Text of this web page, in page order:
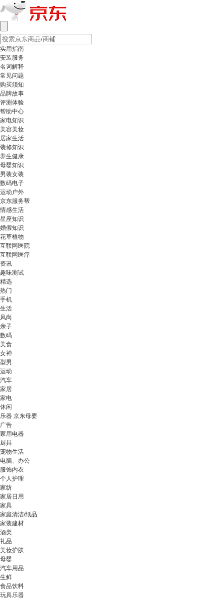
实用指南
安装服务
名词解释
常见问题
购买须知
品牌故事
评测体验
帮助中心
家电知识
美容美妆
居家生活
装修知识
养生健康
母婴知识
男装女装
数码电子
运动户外
京东服务帮
情感生活
星座知识
婚假知识
花草植物
互联网医院
互联网医疗
资讯
趣味测试
精选
热门
手机
生活
风尚
亲子
数码
美食
女神
型男
运动
汽车
家居
家电
休闲
乐器 京东母婴
广告
家用电器
厨具
宠物生活
电脑、办公
服饰内衣
个人护理
家纺
家居日用
家具
家庭清洁/纸品
家装建材
酒类
礼品
美妆护肤
母婴
汽车用品
生鲜
食品饮料
玩具乐器